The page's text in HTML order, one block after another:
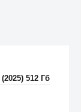
512 Гб